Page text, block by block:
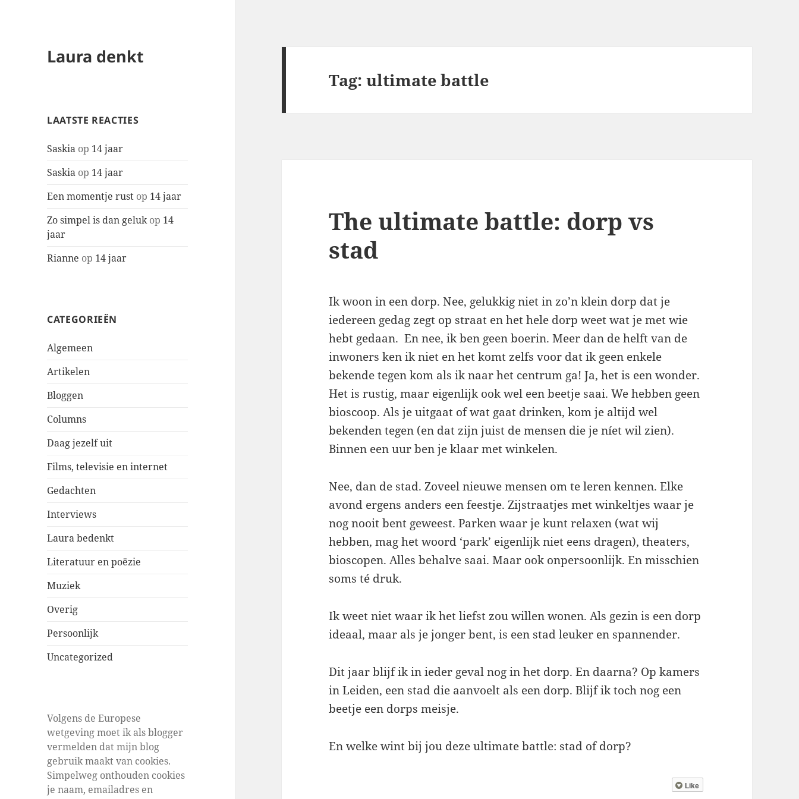
Laura denkt
LAATSTE REACTIES
Saskia op 14 jaar
Saskia op 14 jaar
Een momentje rust op 14 jaar
Zo simpel is dan gelukop 14
jaar
Rianne op 14 jaar
CATEGORIEËN
Algemeen
Artikelen
Bloggen
Columns
Daag jezelf uit
Films, televisie en internet
Gedachten
Interviews
Laura bedenkt
Literatuur en poëzie
Muziek
Overig
Persoonlijk
Uncategorized
Volgens de Europese
wetgeving moet ik als blogger
vermelden dat mijn blog
gebruik maakt van cookies.
Simpelweg onthouden cookies
je naam, emailadres en
Tag:ultimate battle
The ultimate battle: dorp vs
stad
Ik woon in een dorp. Nee, gelukkig niet in zo’n klein dorp dat je
iedereen gedag zegt op straat en het hele dorp weet wat je met wie
hebt gedaan. En nee, ik ben geen boerin. Meer dan de helft van de
inwoners ken ik niet en het komt zelfs voor dat ik geen enkele
bekende tegen kom als ik naar het centrum ga! Ja, het is een wonder.
Het is rustig, maar eigenlijk ook wel een beetje saai. We hebben geen
bioscoop. Als je uitgaat of wat gaat drinken, kom je altijd wel
bekenden tegen (en dat zijn juist de mensen die je níet wil zien).
Binnen een uur ben je klaar met winkelen.
Nee, dan de stad. Zoveel nieuwe mensen om te leren kennen. Elke
avond ergens anders een feestje. Zijstraatjes met winkeltjes waar je
nog nooit bent geweest. Parken waar je kunt relaxen (wat wij
hebben, mag het woord ‘park’ eigenlijk niet eens dragen), theaters,
bioscopen. Alles behalve saai. Maar ook onpersoonlijk. En misschien
soms té druk.
Ik weet niet waar ik het liefst zou willen wonen. Als gezin is een dorp
ideaal, maar als je jonger bent, is een stad leuker en spannender.
Dit jaar blijf ik in ieder geval nog in het dorp. En daarna? Op kamers
in Leiden, een stad die aanvoelt als een dorp. Blijf ik toch nog een
beetje een dorps meisje.
En welke wint bij jou deze ultimate battle: stad of dorp?
Like